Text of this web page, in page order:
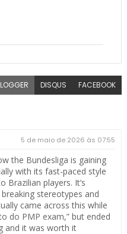
DISQUS FACEBOOK
5 de maio de 2026 às 07:55
the Bundesliga is gaining
with its fast-paced style
Brazilian players. It’s
stereotypes and
came across this while
do PMP exam,” but ended
and it was worth it